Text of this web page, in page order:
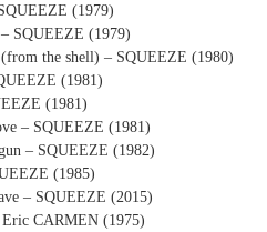
(1979)
SQUEEZE (1979)
the shell) – SQUEEZE (1980)
(1981)
(1981)
– SQUEEZE (1981)
– SQUEEZE (1982)
(1985)
– SQUEEZE (2015)
CARMEN (1975)